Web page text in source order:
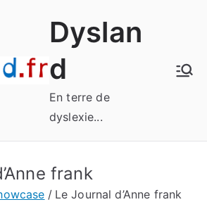
Dyslan
d
En terre de
dyslexie...
frank
Le Journal d’Anne frank